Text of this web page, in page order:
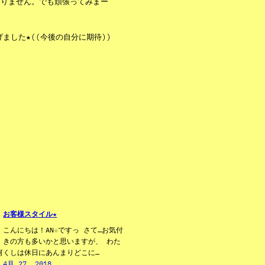
ました★((今後の自分に期待))
お客様スタイル★
こんにちは！AN☆ですっ さて…お気付
きの方も多いかと思いますが、 わた
くしは休日にあんまりどこに…